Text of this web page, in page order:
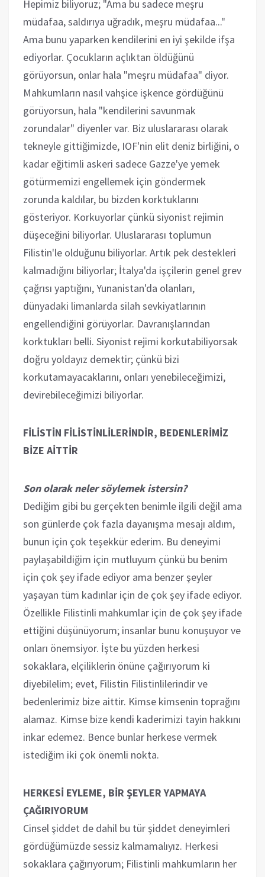
Hepimiz biliyoruz; "Ama bu sadece meşru
müdafaa, saldırıya uğradık, meşru müdafaa..."
Ama bunu yaparken kendilerini en iyi şekilde ifşa
ediyorlar. Çocukların açlıktan öldüğünü
görüyorsun, onlar hala "meşru müdafaa" diyor.
Mahkumların nasıl vahşice işkence gördüğünü
görüyorsun, hala "kendilerini savunmak
zorundalar" diyenler var. Biz uluslararası olarak
tekneyle gittiğimizde, IOF'nin elit deniz birliğini, o
kadar eğitimli askeri sadece Gazze'ye yemek
götürmemizi engellemek için göndermek
zorunda kaldılar, bu bizden korktuklarını
gösteriyor. Korkuyorlar çünkü siyonist rejimin
düşeceğini biliyorlar. Uluslararası toplumun
Filistin'le olduğunu biliyorlar. Artık pek destekleri
kalmadığını biliyorlar; İtalya'da işçilerin genel grev
çağrısı yaptığını, Yunanistan'da olanları,
dünyadaki limanlarda silah sevkiyatlarının
engellendiğini görüyorlar. Davranışlarından
korktukları belli. Siyonist rejimi korkutabiliyorsak
doğru yoldayız demektir; çünkü bizi
korkutamayacaklarını, onları yenebileceğimizi,
devirebileceğimizi biliyorlar.
FİLİSTİN FİLİSTİNLİLERİNDİR, BEDENLERİMİZ
BİZE AİTTİR
Son olarak neler söylemek istersin?
Dediğim gibi bu gerçekten benimle ilgili değil ama
son günlerde çok fazla dayanışma mesajı aldım,
bunun için çok teşekkür ederim. Bu deneyimi
paylaşabildiğim için mutluyum çünkü bu benim
için çok şey ifade ediyor ama benzer şeyler
yaşayan tüm kadınlar için de çok şey ifade ediyor.
Özellikle Filistinli mahkumlar için de çok şey ifade
ettiğini düşünüyorum; insanlar bunu konuşuyor ve
onları önemsiyor. İşte bu yüzden herkesi
sokaklara, elçiliklerin önüne çağırıyorum ki
diyebilelim; evet, Filistin Filistinlilerindir ve
bedenlerimiz bize aittir. Kimse kimsenin toprağını
alamaz. Kimse bize kendi kaderimizi tayin hakkını
inkar edemez. Bence bunlar herkese vermek
istediğim iki çok önemli nokta.
HERKESİ EYLEME, BİR ŞEYLER YAPMAYA
ÇAĞIRIYORUM
Cinsel şiddet de dahil bu tür şiddet deneyimleri
gördüğümüzde sessiz kalmamalıyız. Herkesi
sokaklara çağırıyorum; Filistinli mahkumların her